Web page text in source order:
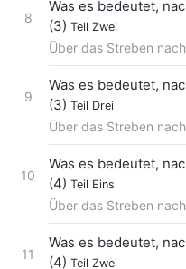
8
Was es bedeutet,
(3) Teil Zwei
Über das Streben
9
Was es bedeutet,
(3) Teil Drei
Über das Streben
10
Was es bedeutet,
(4) Teil Eins
Über das Streben
11
Was es bedeutet,
(4) Teil Zwei